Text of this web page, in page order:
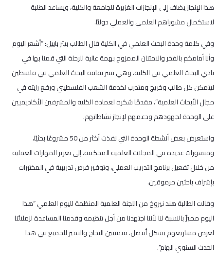
هذا الإنجاز يضاف إلى الإنجازات الغزيرة للجامعة والكلية، ويساعد الطلبة
لاستكمال مشوراهم العلمي والعملي دوليًا.
وفي كلمة وحدة البحث العلمي في الكلية قال الطالب بيتر باييل: “أشعر اليوم
وأنا أمامكم بالفخر والامتنان الممزوج بهمة عالية للرحلة التي قمنا بها في
نادي البحث العلمي في الكلية، وهي نشر ثقافة البحث العلمي في فلسطين
ليتمكن كل طالب وخريج ومتدرب لخدمة الشعب الفلسطيني ورفع رايته في
مجال الأبحاث العلمية”، مقدمًا شكره لعمادة الكلية والمشرفين الأكاديميين
على الوحدة لجهودهم ودعمهم لإنجاز نشاطاتهم.
واستعرض بعض أنشطة الوحدة التي نفذت أكثر من 50 مشروعًا بحثيًا،
ومنشورات عديدة في المجلات العلمية المحكمة، إلى تعزيز المهارات العملية
من خلال تفعيل برنامج التدريب العملي، وتوفير فرص تدريبية في المختبرات
بإشراف باحثين مرموقين.
وقالت الطالبة هند نيروخ من اللجنة العلمية المنظمة لليوم العلمي “هذا
اليوم مميزٌ بالنسبة لنا لأننا اجتهدنا من أجل تنظيمه وقدمنا المساعدة لزملائنا
لعرض مشاريعهم بشكل أفضل، متمنيين النجاح والتميز للجميع في هذا
الحدث السنوي الهام”.